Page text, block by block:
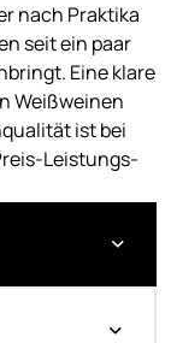
nach Praktika
seit ein paar
Eine klare
Weißweinen
ist bei
Leistungs-